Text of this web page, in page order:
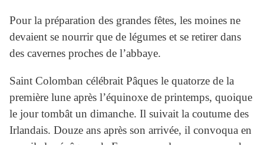
Pour la préparation des grandes fêtes, les moines ne
devaient se nourrir que de légumes et se retirer dans
des cavernes proches de l’abbaye.
Saint Colomban célébrait Pâques le quatorze de la
première lune après l’équinoxe de printemps, quoique
le jour tombât un dimanche. Il suivait la coutume des
Irlandais. Douze ans après son arrivée, il convoqua en